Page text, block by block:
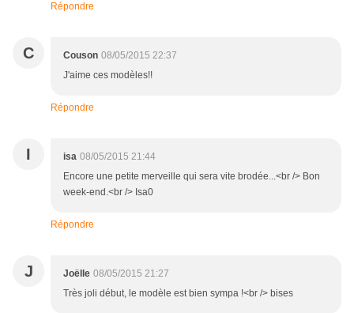
Répondre
C Couson 08/05/2015 22:37
J'aime ces modèles!!
Répondre
I isa 08/05/2015 21:44
Encore une petite merveille qui sera vite brodée...<br /> Bon
week-end.<br /> Isa0
Répondre
J Joëlle 08/05/2015 21:27
Très joli début, le modèle est bien sympa !<br /> bises